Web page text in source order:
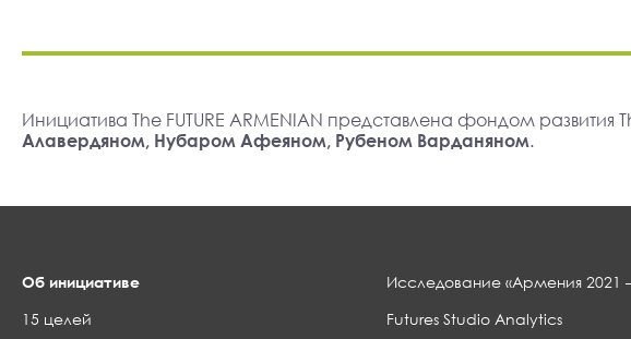
Инициатива The FUTURE ARMENIAN представлена фондом
Алавердяном, Нубаром Афеяном, Рубеном Варданяном.
Об инициативе
15 целей
Исследование «Армения 2021
Futures Studio Analytics